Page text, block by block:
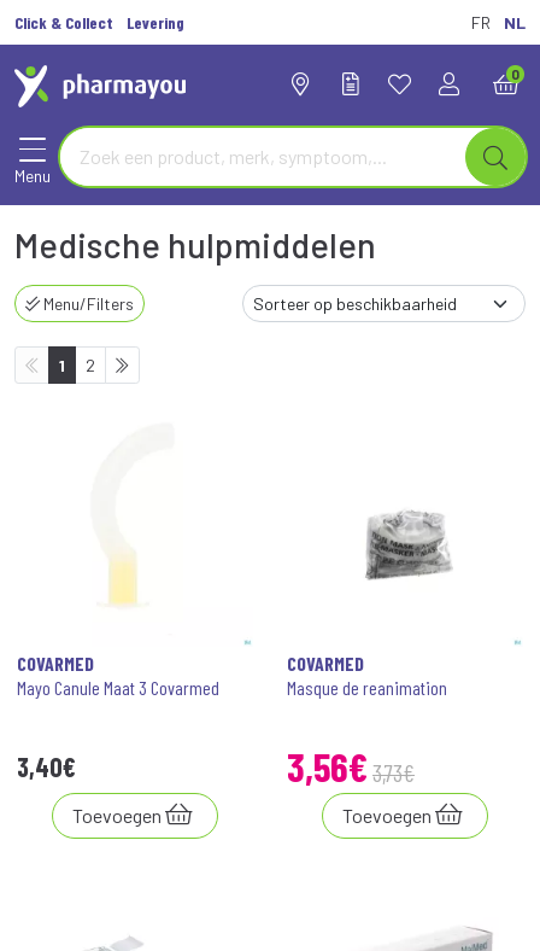
Click & Collect Levering FR NL
0
Menu
Medische hulpmiddelen
Menu/Filters
1 2
COVARMED
Mayo Canule Maat 3 Covarmed
3,40€
Toevoegen
COVARMED
Masque de reanimation
3,56€ 3,73€
Toevoegen